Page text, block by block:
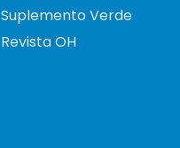
Suplemento Verde
Revista OH